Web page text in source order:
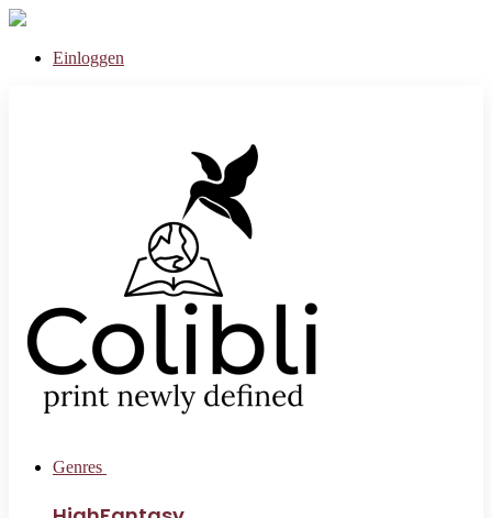
Einloggen
Genres